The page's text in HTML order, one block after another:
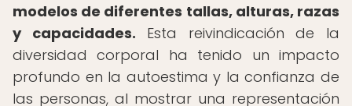
modelos de diferentes tallas, alturas, razas
y capacidades. Esta reivindicación de la
diversidad corporal ha tenido un impacto
profundo en la autoestima y la confianza de
las personas, al mostrar una representación